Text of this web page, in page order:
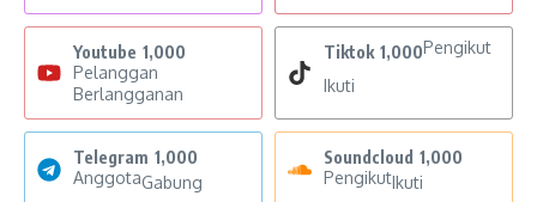
Youtube 1,000
Pelanggan
Berlangganan
Tiktok 1,000Pengikut
Ikuti
Telegram 1,000
AnggotaGabung
Soundcloud 1,000
PengikutIkuti